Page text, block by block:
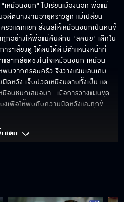
น่หา
น่หา เร็ว ๆ นี้
"เหมือนชนก" ไปเรียนเมืองนอก พ่อแม่
ดีตนางงามอายุคราวลูก แม่เปลี่ยน
รัวแตกแยก ส่งผลให้เหมือนชนกเป็นคนขี้
กอย่างให้พ่อแม่คืนดีกัน "ลัคนัย" เด็กใน
ระเลี้ยงดู ได้ดิบได้ดี มีตำแหน่งหน้าที่
ละเกลียดชังในใจเหมือนชนก เหมือน
นจากครอบครัว จึงวางแผนเล่นเกม
ดหวัง เจ็บปวดเหมือนตายทั้งเป็น แต่
อนชนกเสมอมา.. เมื่อการวางแผนขุด
งเพื่อให้พบกับความผิดหวังและทุกข์
...
เติม